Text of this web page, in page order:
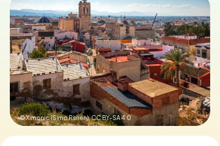
Biglietti
INT AT CH
DE
ES
FR UK
IE
IT
NL
Prenota Biglietti
© Ximonic (Simo Rsnen),CC BY-SA 4.0